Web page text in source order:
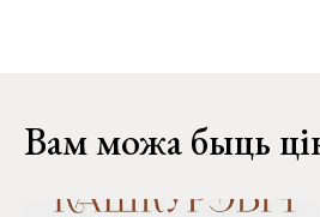
Вам можа быць